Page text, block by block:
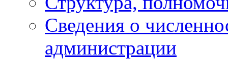
Сведения о
администрации